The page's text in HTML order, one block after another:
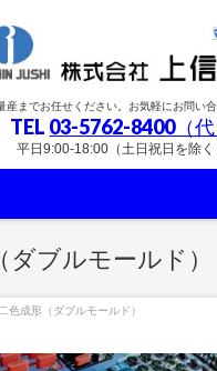
産までお任せください。お気軽にお問い合
TEL 03-5762-8400（代
平日9:00-18:00（土日祝日を除く
ダブルモールド）
二色成形（ダブルモールド）